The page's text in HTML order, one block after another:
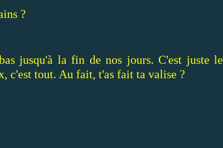
?
jusqu'à la fin de nos jours. C'est juste le
c'est tout. Au fait, t'as fait ta valise ?